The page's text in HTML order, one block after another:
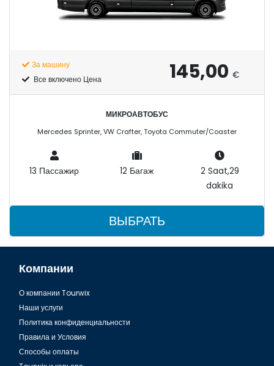
За машину
Все включено Цена
145,00 €
МИКРОАВТОБУС
Mercedes Sprinter, VW Crafter, Toyota Commuter/Coaster
13 Пассажир 12 Багаж
2 Saat,29
dakika
ВЫБРАТЬ
Компании
О компании Tourwix
Наши услуги
Политика конфиденциальности
Правила и Условия
Способы оплаты